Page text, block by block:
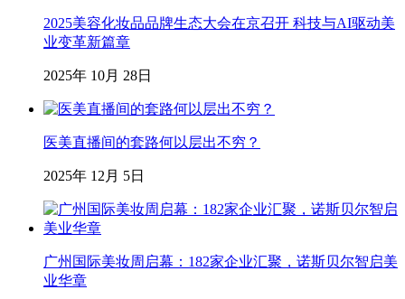
2025美容化妆品品牌生态大会在京召开 科技与AI驱动美
业变革新篇章
2025年 10月 28日
医美直播间的套路何以层出不穷？
2025年 12月 5日
广州国际美妆周启幕：182家企业汇聚，诺斯贝尔智启美
业华章